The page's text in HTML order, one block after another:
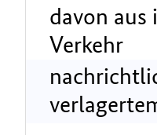
davon
Verkehr